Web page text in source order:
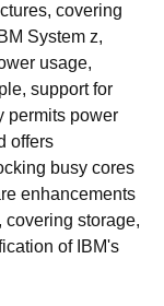
covering
System z,
usage,
support for
permits power
offers
busy cores
enhancements
storage,
of IBM's